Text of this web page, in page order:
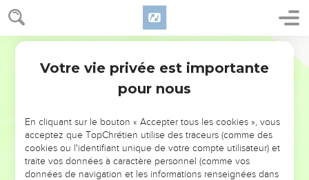
NE MANQUEZ PAS L’ÉVÉNEMENT
DE L’ANNÉE !
ET SI LEURS ERREURS POUVAIENT VOUS ÉVITER LES
VOTRES ?
Votre vie privée est importante
pour nous
En cliquant sur le bouton « Accepter tous les cookies », vous
acceptez que TopChrétien utilise des traceurs (comme des
cookies ou l'identifiant unique de votre compte utilisateur) et
traite vos données à caractère personnel (comme vos
données de navigation et les informations renseignées dans